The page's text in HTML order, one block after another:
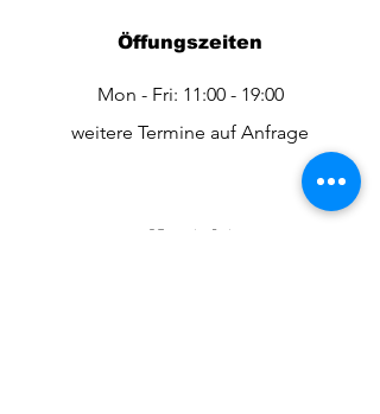
Öffungszeiten
Mon - Fri: 11:00 - 19:00
weitere Termine auf Anfrage
Kontakt